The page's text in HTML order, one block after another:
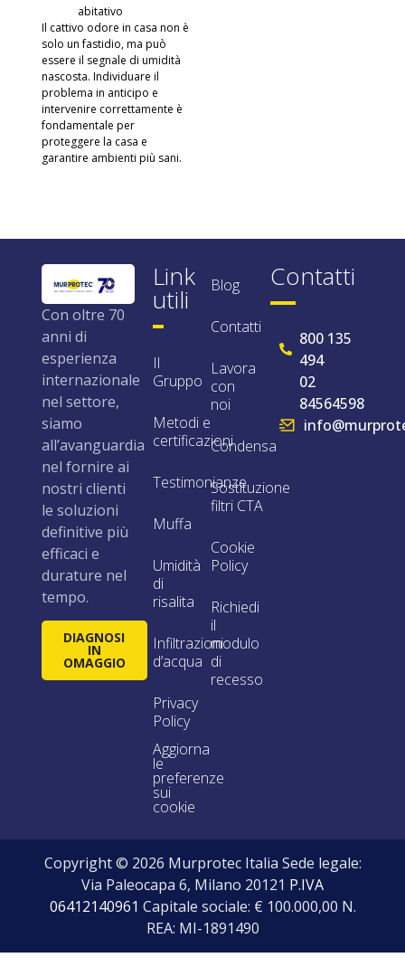
abitativo
Il cattivo odore in casa non è
solo un fastidio, ma può
essere il segnale di umidità
nascosta. Individuare il
problema in anticipo e
intervenire correttamente è
fondamentale per
proteggere la casa e
garantire ambienti più sani.
Con oltre 70
anni di
esperienza
internazionale
nel settore,
siamo
all’avanguardia
nel fornire ai
nostri clienti
le soluzioni
definitive più
efficaci e
durature nel
tempo.
DIAGNOSI
IN
OMAGGIO
Link
utili
Il
Gruppo
Metodi e
certificazioni
Testimonianze
Muffa
Umidità
di
risalita
Infiltrazioni
d’acqua
Privacy
Policy
Aggiorna
le
preferenze
sui
cookie
Blog
Contatti
Lavora
con
noi
Condensa
Sostituzione
filtri CTA
Cookie
Policy
Richiedi
il
modulo
di
recesso
Contatti
800 135
494
02
84564598
Copyright © 2026 Murprotec Italia Sede legale:
Via Paleocapa 6, Milano 20121 P.IVA
06412140961 Capitale sociale: € 100.000,00 N.
REA: MI-1891490